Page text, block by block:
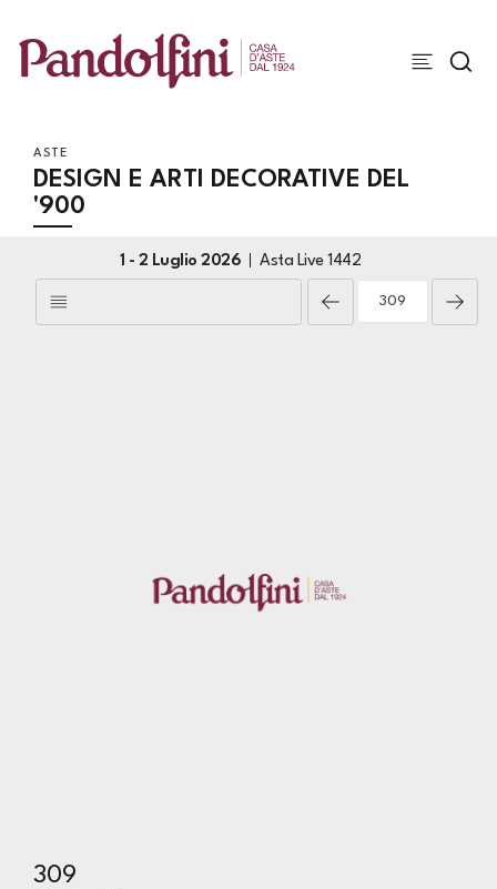
ASTE
DESIGN E ARTI DECORATIVE DEL
'900
1 - 2 Luglio 2026 Asta Live1442
309